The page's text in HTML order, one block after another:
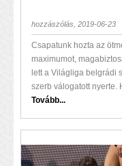
hozzászólás, 2019-06-23
Csapatunk hozta az
maximumot,
lett a Világliga belgrádi
szerb válogatott nyerte.
Tovább...